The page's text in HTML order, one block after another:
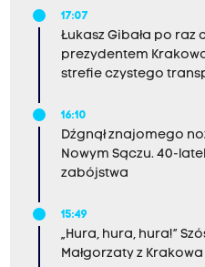
17:07
Łukasz Gibała po raz
prezydentem
strefie czystego
16:10
Dźgnął znajomego
Nowym Sączu. 40-
zabójstwa
15:49
„Hura, hura, hura!”
Małgorzaty z Krakowa